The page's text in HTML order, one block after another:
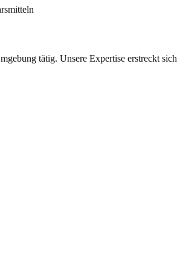
tätig. Unsere Expertise erstreckt sich